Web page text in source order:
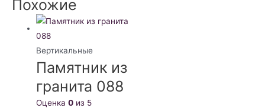
Похожие
Вертикальные
Памятник из
гранита 088
Оценка0 из 5